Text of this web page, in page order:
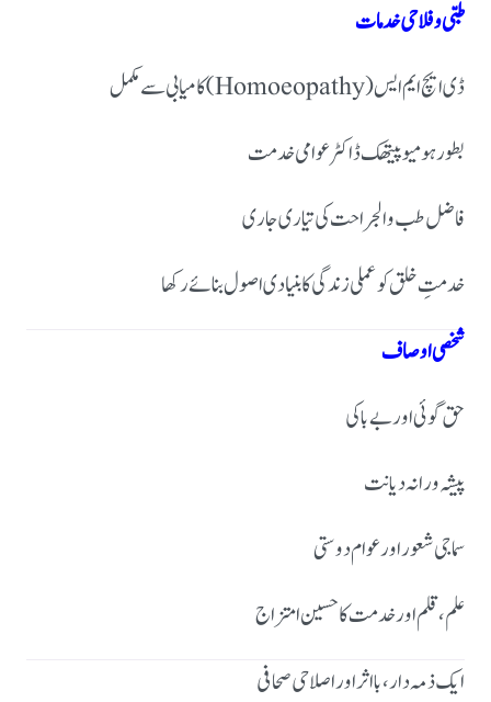
طبی و فلاحی خدمات
ڈی ایچ ایم ایس (Homoeopathy) کامیابی سے مکمل
بطور ہومیوپیتھک ڈاکٹر عوامی خدمت
فاضل طب و الجراحت کی تیاری جاری
خدمتِ خلق کو عملی زندگی کا بنیادی اصول بنائے رکھا
شخصی اوصاف
حق گوئی اور بے باکی
پیشہ ورانہ دیانت
سماجی شعور اور عوام دوستی
علم، قلم اور خدمت کا حسین امتزاج
ایک ذمہ دار، بااثر اور اصلاحی صحافی